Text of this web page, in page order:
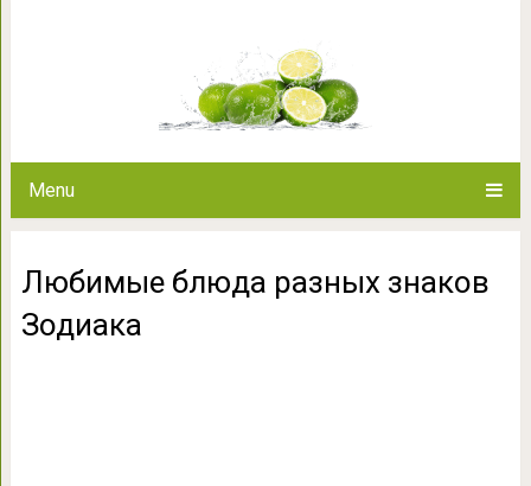
Menu
Любимые блюда разных знаков
Зодиака